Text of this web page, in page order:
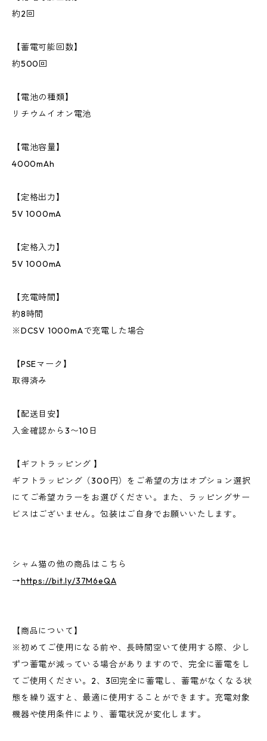
約2回
【蓄電可能回数】
約500回
【電池の種類】
リチウムイオン電池
【電池容量】
4000mAh
【定格出力】
5V 1000mA
【定格入力】
5V 1000mA
【充電時間】
約8時間
※DCSV 1000mAで充電した場合
【PSEマーク】
取得済み
【配送目安】
入金確認から3〜10日
【ギフトラッピング 】
ギフトラッピング（300円）をご希望の方はオプション選択
にてご希望カラーをお選びください。また、ラッピングサー
ビスはございません。包装はご自身でお願いいたします。
シャム猫の他の商品はこちら
→https://bit.ly/37M6eQA
【商品について】
※初めてご使用になる前や、長時間空いて使用する際、少し
ずつ蓄電が減っている場合がありますので、完全に蓄電をし
てご使用ください。2、3回完全に蓄電し、蓄電がなくなる状
態を繰り返すと、最適に使用することができます。充電対象
機器や使用条件により、蓄電状況が変化します。